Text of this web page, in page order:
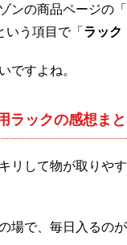
ンの商品ページの「
いう項目で「 ラック
ですよね。
ラックの感想ま
リして物が取りや
場で、毎日入るの